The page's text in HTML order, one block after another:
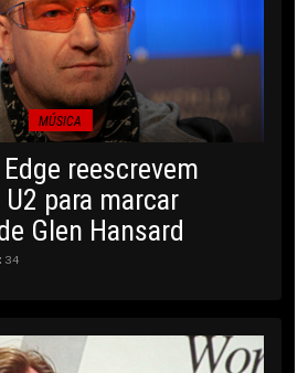
MÚSICA
reescrevem
para marcar
Glen Hansard